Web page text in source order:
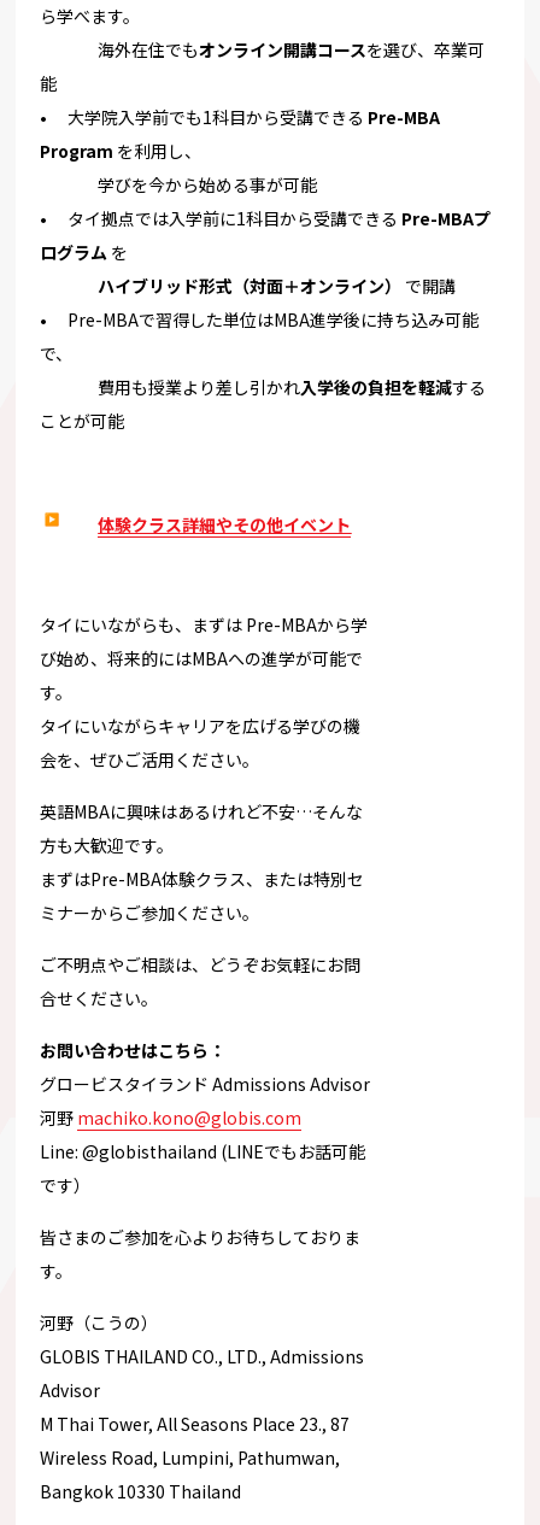
ら学べます。
海外在住でもオンライン開講コースを選び、卒業可
能
• 大学院入学前でも1科目から受講できる Pre-MBA
Program を利用し、
学びを今から始める事が可能
• タイ拠点では入学前に1科目から受講できる Pre-MBAプ
ログラム を
ハイブリッド形式（対面＋オンライン）
で開講
• Pre-MBAで習得した単位はMBA進学後に持ち込み可能
で、
費用も授業より差し引かれ入学後の負担を軽減する
ことが可能
体験クラス詳細やその他イベント
タイにいながらも、まずは Pre-MBAから学
び始め、将来的にはMBAへの進学が可能で
す。
タイにいながらキャリアを広げる学びの機
会を、ぜひご活用ください。
英語MBAに興味はあるけれど不安…そんな
方も大歓迎です。
まずはPre-MBA体験クラス、 または特別セ
ミナーからご参加ください。
ご不明点やご相談は、どうぞお気軽にお問
合せください。
お問い合わせはこちら：
グロービスタイランド Admissions Advisor
河野 machiko.kono@globis.com
Line: @globisthailand (LINEでもお話可能
です）
皆さまのご参加を心よりお待ちしておりま
す。
河野（こうの）
GLOBIS THAILAND CO., LTD., Admissions
Advisor
M Thai Tower, All Seasons Place 23., 87
Wireless Road, Lumpini, Pathumwan,
Bangkok 10330 Thailand